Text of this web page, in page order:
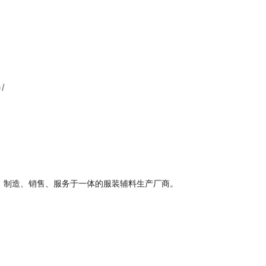
造、销售、服务于一体的服装辅料生产厂商。